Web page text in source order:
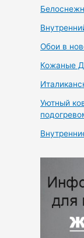
Обои в
Кожаные
Уютный